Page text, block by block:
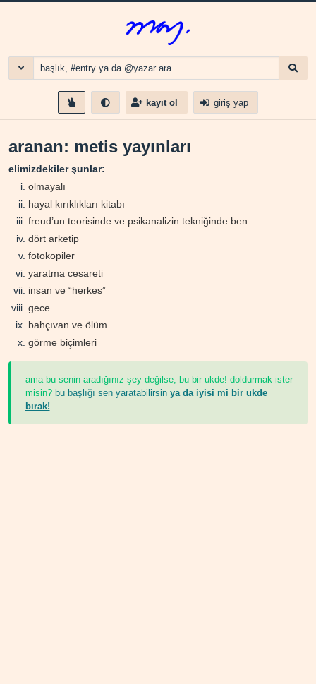
kayıt ol giriş yap
aranan: metis yayınları
elimizdekiler şunlar:
olmayalı
hayal kırıklıkları kitabı
freud’un teorisinde ve psikanalizin tekniğinde ben
dört arketip
fotokopiler
yaratma cesareti
insan ve “herkes”
gece
bahçıvan ve ölüm
görme biçimleri
ama bu senin aradığınız şey değilse, bu bir ukde! doldurmak ister
misin? bu başlığı sen yaratabilirsin ya da iyisi mi bir ukde
bırak!